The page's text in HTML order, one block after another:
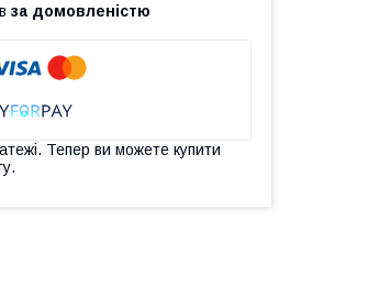
за домовленістю
Тепер ви можете купити